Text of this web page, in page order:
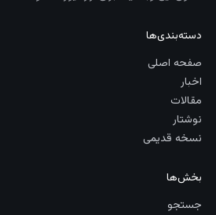
دسته‌بندی‌ها
صفحه اصلی
اخبار
مقالات
نوشتار
نسخه قدیمی
بخش‌ها
جستجو